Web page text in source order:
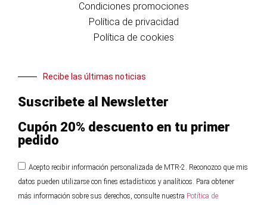
Condiciones promociones
Política de privacidad
Política de cookies
Recibe las últimas noticias
Suscribete al Newsletter
Cupón 20% descuento en tu primer
pedido
Acepto recibir información personalizada de MTR-2. Reconozco que mis
datos pueden utilizarse con fines estadísticos y analíticos. Para obtener
más información sobre sus derechos, consulte nuestra Potítica de